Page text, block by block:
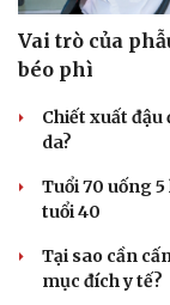
Vai trò của
béo phì
Chiết xuất
da?
Tuổi 70 uống
tuổi 40
Tại sao cần
mục đích y tế?